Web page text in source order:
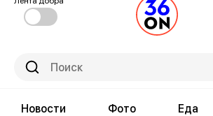
Новости Фото Еда